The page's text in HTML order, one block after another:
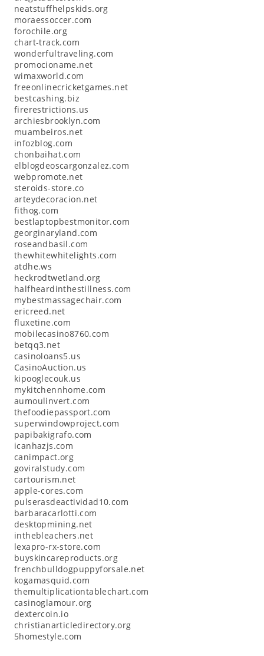
neatstuffhelpskids.org
moraessoccer.com
forochile.org
chart-track.com
wonderfultraveling.com
promocioname.net
wimaxworld.com
freeonlinecricketgames.net
bestcashing.biz
firerestrictions.us
archiesbrooklyn.com
muambeiros.net
infozblog.com
chonbaihat.com
elblogdeoscargonzalez.com
webpromote.net
steroids-store.co
arteydecoracion.net
fithog.com
bestlaptopbestmonitor.com
georginaryland.com
roseandbasil.com
thewhitewhitelights.com
atdhe.ws
heckrodtwetland.org
halfheardinthestillness.com
mybestmassagechair.com
ericreed.net
fluxetine.com
mobilecasino8760.com
betqq3.net
casinoloans5.us
CasinoAuction.us
kipooglecouk.us
mykitchennhome.com
aumoulinvert.com
thefoodiepassport.com
superwindowproject.com
papibakigrafo.com
icanhazjs.com
canimpact.org
goviralstudy.com
cartourism.net
apple-cores.com
pulserasdeactividad10.com
barbaracarlotti.com
desktopmining.net
inthebleachers.net
lexapro-rx-store.com
buyskincareproducts.org
frenchbulldogpuppyforsale.net
kogamasquid.com
themultiplicationtablechart.com
casinoglamour.org
dextercoin.io
christianarticledirectory.org
5homestyle.com